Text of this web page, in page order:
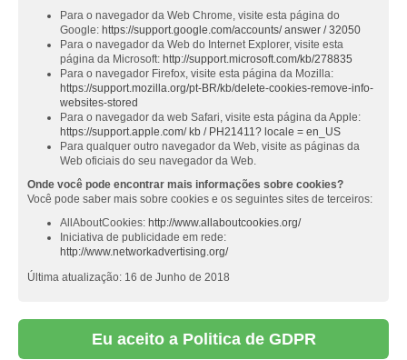
Para o navegador da Web Chrome, visite esta página do
Google: https://support.google.com/accounts/ answer / 32050
Para o navegador da Web do Internet Explorer, visite esta
página da Microsoft: http://support.microsoft.com/kb/278835
Para o navegador Firefox, visite esta página da Mozilla:
https://support.mozilla.org/pt-BR/kb/delete-cookies-remove-info-
websites-stored
Para o navegador da web Safari, visite esta página da Apple:
https://support.apple.com/ kb / PH21411? locale = en_US
Para qualquer outro navegador da Web, visite as páginas da
Web oficiais do seu navegador da Web.
Onde você pode encontrar mais informações sobre cookies?
Você pode saber mais sobre cookies e os seguintes sites de terceiros:
AllAboutCookies: http://www.allaboutcookies.org/
Iniciativa de publicidade em rede:
http://www.networkadvertising.org/
Última atualização: 16 de Junho de 2018